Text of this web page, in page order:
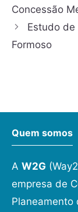
Concessão
Estudo
Formoso
Quem somos
A W2G
empresa de
Planeamento